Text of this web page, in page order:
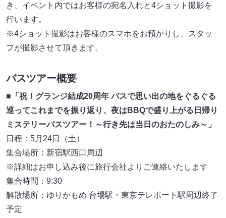
き、イベント内ではお客様の宛名入れと4ショット撮影を
行います。
※4ショット撮影はお客様のスマホをお預かりし、スタッ
フが撮影させて頂きます。
バスツアー概要
■「祝！グランジ結成20周年 バスで思い出の地をぐるぐる
巡ってこれまでを振り返り、夜はBBQで盛り上がる日帰り
ミステリーバスツアー！～行き先は当日のおたのしみ～」
日程：5月24日（土）
集合場所：新宿駅西口周辺
※詳細はお申し込み後に旅行会社よりご連絡いたします
集合時間：9:30
解散場所：ゆりかもめ 台場駅・東京テレポート駅周辺終了
予定